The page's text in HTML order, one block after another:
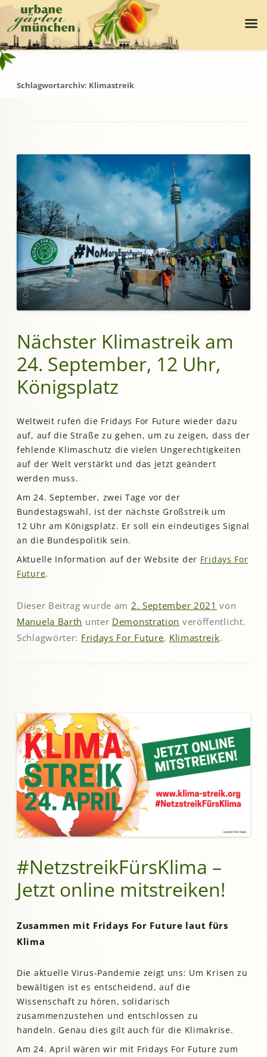
Schlagwortarchiv: Klimastreik
Nächster Klimastreik am
24. September, 12 Uhr,
Königsplatz
Weltweit rufen die Fridays For Future wieder dazu
auf, auf die Straße zu gehen, um zu zeigen, dass der
fehlende Klimaschutz die vielen Ungerechtigkeiten
auf der Welt verstärkt und das jetzt geändert
werden muss.
Am 24. September, zwei Tage vor der
Bundestagswahl, ist der nächste Großstreik um
12 Uhr am Königsplatz. Er soll ein eindeutiges Signal
an die Bundespolitik sein.
Aktuelle Information auf der Website der Fridays For
Future.
Dieser Beitrag wurde am 2. September 2021 von
Manuela Barth unter Demonstration veröffentlicht.
Schlagwörter: Fridays For Future, Klimastreik.
#NetzstreikFürsKlima –
Jetzt online mitstreiken!
Zusammen mit Fridays For Future laut fürs
Klima
Die aktuelle Virus-Pandemie zeigt uns: Um Krisen zu
bewältigen ist es entscheidend, auf die
Wissenschaft zu hören, solidarisch
zusammenzustehen und entschlossen zu
handeln. Genau dies gilt auch für die Klimakrise.
Am 24. April wären wir mit Fridays For Future zum